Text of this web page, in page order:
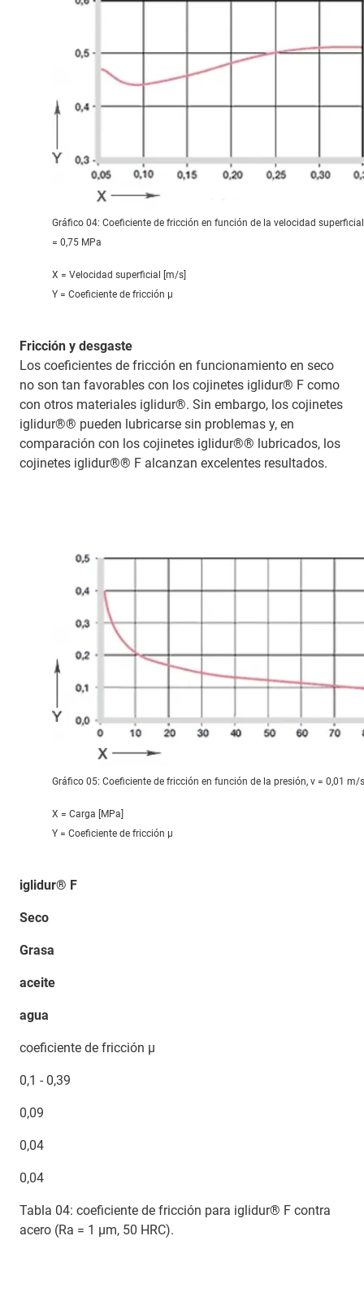
Gráfico 04: Coeficiente de fricción en función de la velocidad
= 0,75 MPa
X = Velocidad superficial [m/s]
Y = Coeficiente de fricción μ
Fricción y desgaste
Los coeficientes de fricción en funcionamiento en seco
no son tan favorables con los cojinetes iglidur® F como
con otros materiales iglidur®. Sin embargo, los cojinetes
iglidur®® pueden lubricarse sin problemas y, en
comparación con los cojinetes iglidur®® lubricados, los
cojinetes iglidur®® F alcanzan excelentes resultados.
Gráfico 05: Coeficiente de fricción en función de la presión, v = 0,01 m/s
X = Carga [MPa]
Y = Coeficiente de fricción μ
iglidur® F
Seco
Grasa
aceite
agua
coeficiente de fricción µ
0,1 - 0,39
0,09
0,04
0,04
Tabla 04: coeficiente de fricción para iglidur® F contra
acero (Ra = 1 μm, 50 HRC).